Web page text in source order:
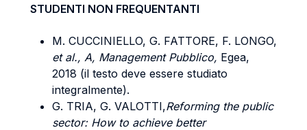
STUDENTI NON FREQUENTANTI
M. CUCCINIELLO, G. FATTORE, F. LONGO,
et al., A, Management Pubblico, Egea,
2018 (il testo deve essere studiato
integralmente).
G. TRIA, G. VALOTTI,Reforming the public
sector: How to achieve better